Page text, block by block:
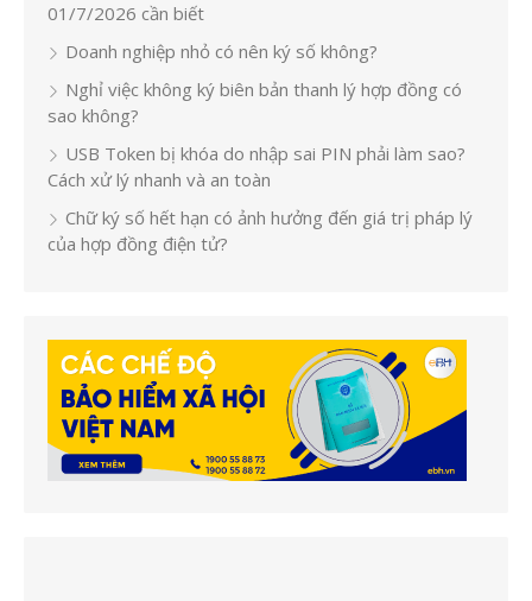
01/7/2026 cần biết
Doanh nghiệp nhỏ có nên ký số không?
Nghỉ việc không ký biên bản thanh lý hợp đồng có
sao không?
USB Token bị khóa do nhập sai PIN phải làm sao?
Cách xử lý nhanh và an toàn
Chữ ký số hết hạn có ảnh hưởng đến giá trị pháp lý
của hợp đồng điện tử?